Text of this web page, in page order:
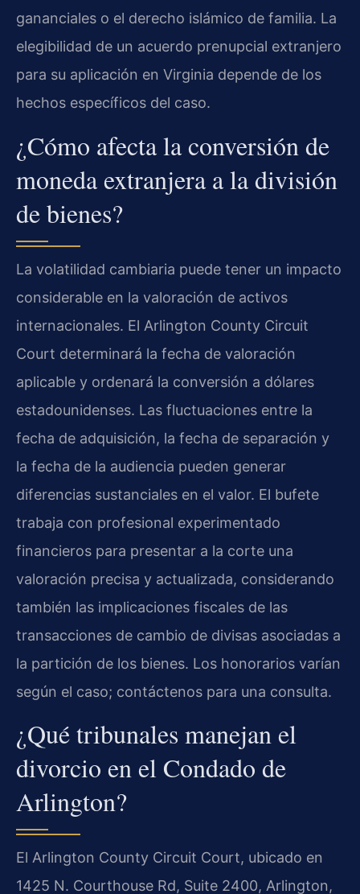
gananciales o el derecho islámico de familia. La
elegibilidad de un acuerdo prenupcial extranjero
para su aplicación en Virginia depende de los
hechos específicos del caso.
¿Cómo afecta la conversión de
moneda extranjera a la división
de bienes?
La volatilidad cambiaria puede tener un impacto
considerable en la valoración de activos
internacionales. El Arlington County Circuit
Court determinará la fecha de valoración
aplicable y ordenará la conversión a dólares
estadounidenses. Las fluctuaciones entre la
fecha de adquisición, la fecha de separación y
la fecha de la audiencia pueden generar
diferencias sustanciales en el valor. El bufete
trabaja con profesional experimentado
financieros para presentar a la corte una
valoración precisa y actualizada, considerando
también las implicaciones fiscales de las
transacciones de cambio de divisas asociadas a
la partición de los bienes. Los honorarios varían
según el caso; contáctenos para una consulta.
¿Qué tribunales manejan el
divorcio en el Condado de
Arlington?
El Arlington County Circuit Court, ubicado en
1425 N. Courthouse Rd, Suite 2400, Arlington,